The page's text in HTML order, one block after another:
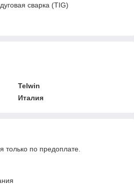
сварка (TIG)
Telwin
Италия
только по предоплате.